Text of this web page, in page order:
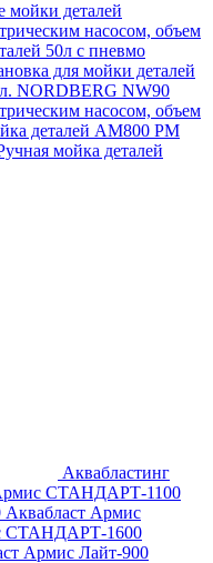
мойки деталей
насосом, объем
50л с пневмо
для мойки деталей
л. NORDBERG NW90
насосом, объем
деталей АМ800 РМ
мойка деталей
Аквабластинг
СТАНДАРТ-1100
Аквабласт Армис
СТАНДАРТ-1600
Армис Лайт-900